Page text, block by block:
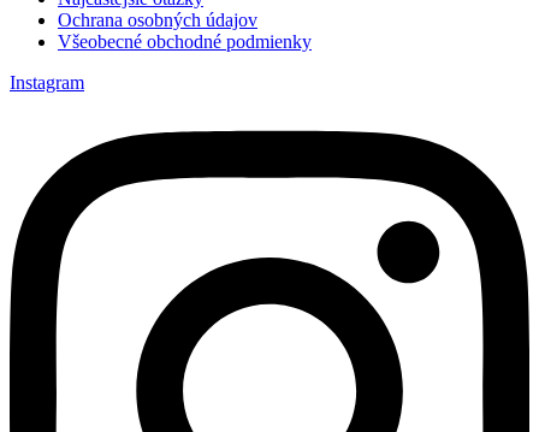
Ochrana osobných údajov
Všeobecné obchodné podmienky
Instagram